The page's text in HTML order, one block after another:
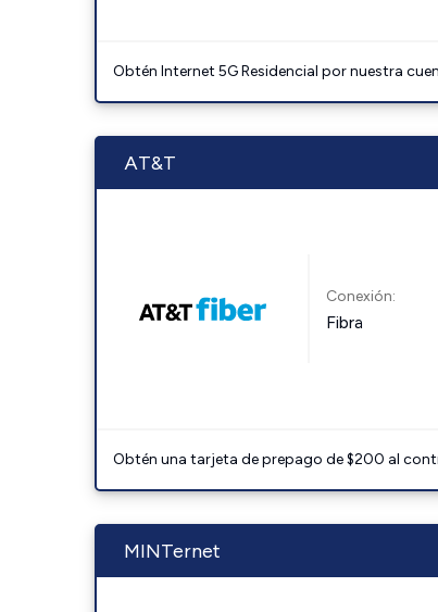
Obtén Internet 5G Residencial por nuestra
AT&T
Conexión:
Fibra
Obtén una tarjeta de prepago de $200 al
MINTernet